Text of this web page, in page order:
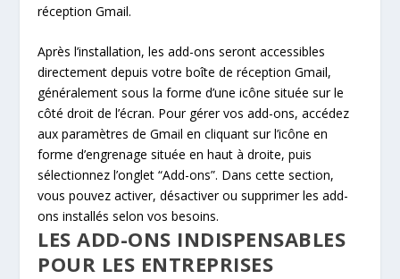
réception Gmail.
Après l’installation, les add-ons seront accessibles
directement depuis votre boîte de réception Gmail,
généralement sous la forme d’une icône située sur le
côté droit de l’écran. Pour gérer vos add-ons, accédez
aux paramètres de Gmail en cliquant sur l’icône en
forme d’engrenage située en haut à droite, puis
sélectionnez l’onglet “Add-ons”. Dans cette section,
vous pouvez activer, désactiver ou supprimer les add-
ons installés selon vos besoins.
LES ADD-ONS INDISPENSABLES
POUR LES ENTREPRISES